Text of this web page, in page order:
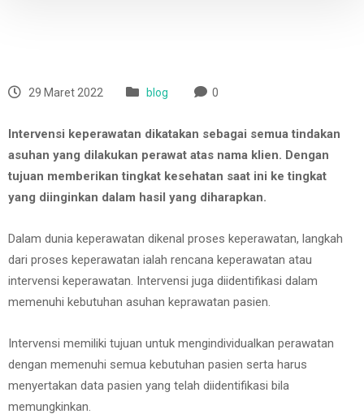
29 Maret 2022 blog 0
Intervensi keperawatan dikatakan sebagai semua tindakan
asuhan yang dilakukan perawat atas nama klien. Dengan
tujuan memberikan tingkat kesehatan saat ini ke tingkat
yang diinginkan dalam hasil yang diharapkan.
Dalam dunia keperawatan dikenal proses keperawatan, langkah
dari proses keperawatan ialah rencana keperawatan atau
intervensi keperawatan. Intervensi juga diidentifikasi dalam
memenuhi kebutuhan asuhan keprawatan pasien.
Intervensi memiliki tujuan untuk mengindividualkan perawatan
dengan memenuhi semua kebutuhan pasien serta harus
menyertakan data pasien yang telah diidentifikasi bila
memungkinkan.